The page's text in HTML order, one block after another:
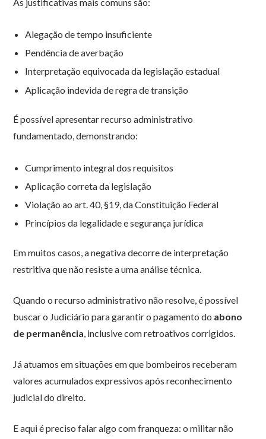
As justificativas mais comuns são:
Alegação de tempo insuficiente
Pendência de averbação
Interpretação equivocada da legislação estadual
Aplicação indevida de regra de transição
É possível apresentar recurso administrativo
fundamentado, demonstrando:
Cumprimento integral dos requisitos
Aplicação correta da legislação
Violação ao art. 40, §19, da Constituição Federal
Princípios da legalidade e segurança jurídica
Em muitos casos, a negativa decorre de interpretação
restritiva que não resiste a uma análise técnica.
Quando o recurso administrativo não resolve, é possível
buscar o Judiciário para garantir o pagamento do abono
de permanência, inclusive com retroativos corrigidos.
Já atuamos em situações em que bombeiros receberam
valores acumulados expressivos após reconhecimento
judicial do direito.
E aqui é preciso falar algo com franqueza: o militar não